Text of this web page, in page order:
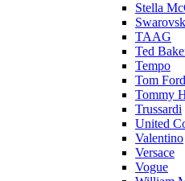
Stella
TAAG
Ted
Tempo
Tom Ford
Tommy
Trussardi
United
Valentino
Versace
Vogue